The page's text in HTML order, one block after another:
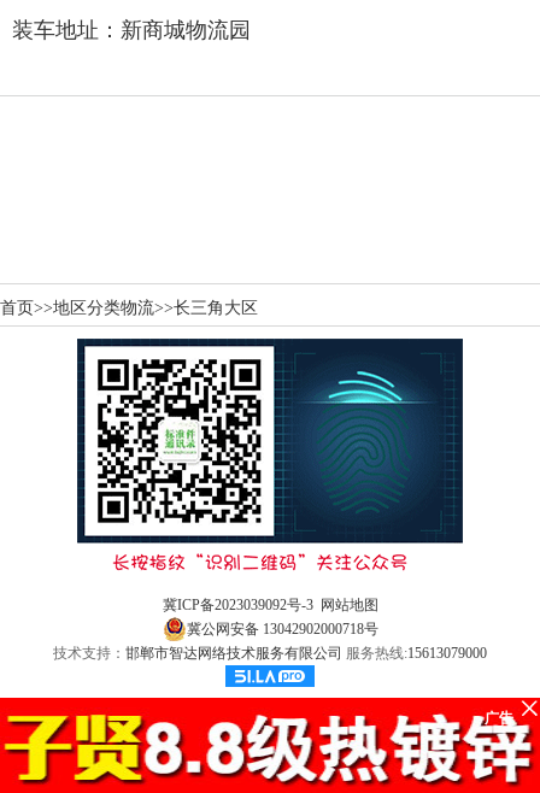
装车地址：新商城物流园
首页>>地区分类物流>>长三角大区
冀ICP备2023039092号-3 网站地图
冀公网安备 13042902000718号
技术支持： 邯郸市智达网络技术服务有限公司 服务热线:15613079000
网站首页
标准件通讯录
www.bzjtxl.com 关于我们
广告